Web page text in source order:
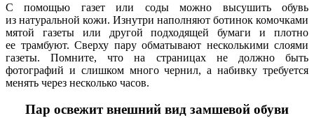
С помощью газет или соды можно высушить обувь
из натуральной кожи. Изнутри наполняют ботинок комочками
мятой газеты или другой подходящей бумаги и плотно
ее трамбуют. Сверху пару обматывают несколькими слоями
газеты. Помните, что на страницах не должно быть
фотографий и слишком много чернил, а набивку требуется
менять через несколько часов.
Пар освежит внешний вид замшевой обуви